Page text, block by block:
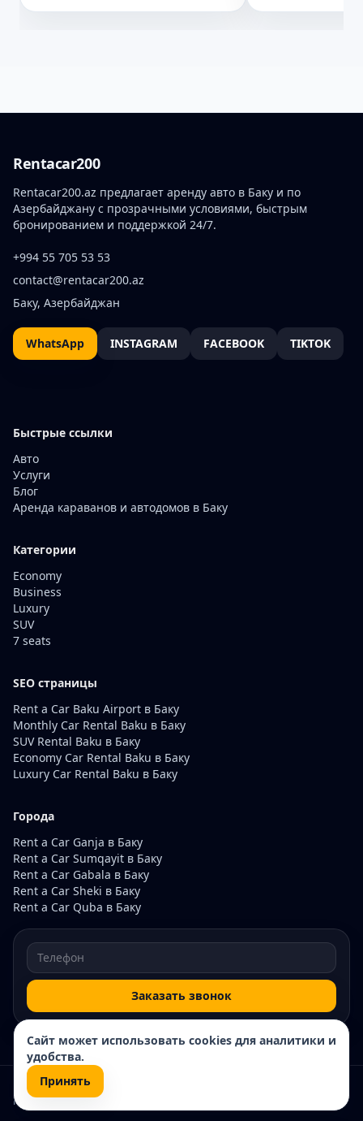
Rentacar200
Rentacar200.az предлагает аренду авто в Баку и по
Азербайджану с прозрачными условиями, быстрым
бронированием и поддержкой 24/7.
+994 55 705 53 53
contact@rentacar200.az
Баку, Азербайджан
WhatsApp INSTAGRAM FACEBOOK TIKTOK
Быстрые ссылки
Авто
Услуги
Блог
Аренда караванов и автодомов в Баку
Категории
Economy
Business
Luxury
SUV
7 seats
SEO страницы
Rent a Car Baku Airport в Баку
Monthly Car Rental Baku в Баку
SUV Rental Baku в Баку
Economy Car Rental Baku в Баку
Luxury Car Rental Baku в Баку
Города
Rent a Car Ganja в Баку
Rent a Car Sumqayit в Баку
Rent a Car Gabala в Баку
Rent a Car Sheki в Баку
Rent a Car Quba в Баку
Заказать звонок
© 2026 Rentacar200. Все права защищены.
Карта сайта
Сайт может использовать cookies для аналитики и
удобства.
Принять